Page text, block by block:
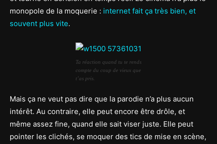
monopole de la moquerie : internet fait ça très bien, et
souvent plus vite.
Ta réaction quand tu te rends
compte du coup de vieux que
t’as pris.
Mais ça ne veut pas dire que la parodie n’a plus aucun
intérêt. Au contraire, elle peut encore être drôle, et
même assez fine, quand elle sait viser juste. Elle peut
pointer les clichés, se moquer des tics de mise en scène,